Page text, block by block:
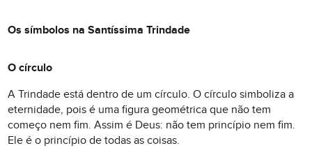
Os símbolos na Santíssima Trindade
O círculo
A Trindade está dentro de um círculo. O círculo simboliza a
eternidade, pois é uma figura geométrica que não tem
começo nem fim. Assim é Deus: não tem princípio nem fim.
Ele é o princípio de todas as coisas.